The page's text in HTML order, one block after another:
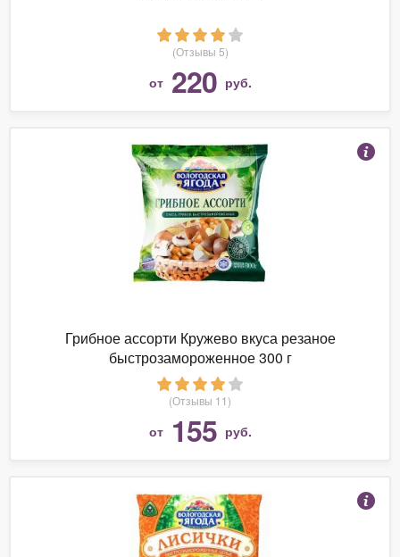
(Отзывы 5)
от 220 руб.
Грибное ассорти Кружево вкуса резаное
быстрозамороженное 300 г
(Отзывы 11)
от 155 руб.